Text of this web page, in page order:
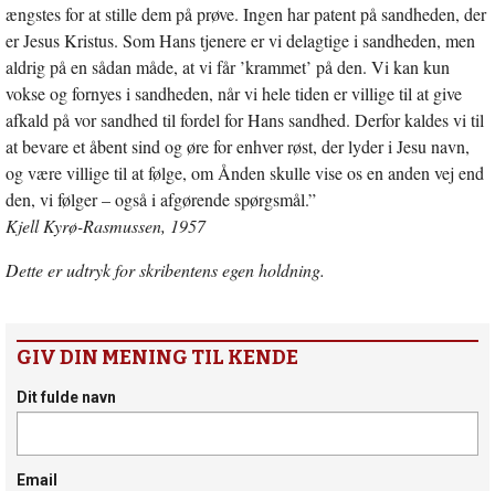
ængstes for at stille dem på prøve. Ingen har patent på sandheden, der
er Jesus Kristus. Som Hans tjenere er vi delagtige i sandheden, men
aldrig på en sådan måde, at vi får ’krammet’ på den. Vi kan kun
vokse og fornyes i sandheden, når vi hele tiden er villige til at give
afkald på vor sandhed til fordel for Hans sandhed. Derfor kaldes vi til
at bevare et åbent sind og øre for enhver røst, der lyder i Jesu navn,
og være villige til at følge, om Ånden skulle vise os en anden vej end
den, vi følger – også i afgørende spørgsmål.”
Kjell Kyrø-Rasmussen, 1957
Dette er udtryk for skribentens egen holdning.
GIV DIN MENING TIL KENDE
Dit fulde navn
Email